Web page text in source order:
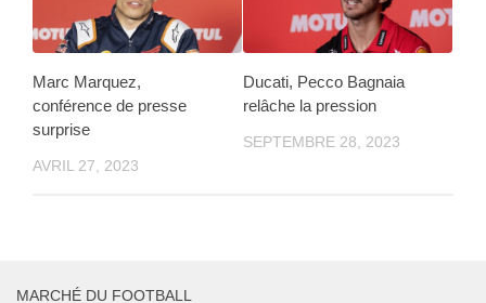
Marc Marquez,
conférence de presse
surprise
AVRIL 27, 2023
Ducati, Pecco Bagnaia
relâche la pression
SEPTEMBRE 28, 2023
MARCHÉ DU FOOTBALL